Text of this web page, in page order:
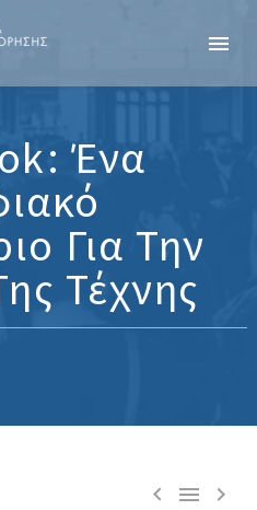
Ένα
Για Την
Τέχνης
  